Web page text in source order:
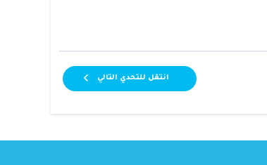
انتقل للتحدي التالي